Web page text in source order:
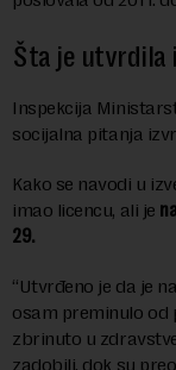
Šta je utvrdila
Inspekcija
socijalna pitanja
Kako se navodi u
imao licencu, ali je
29.
“Utvrđеno jе da jе
osam preminulo od
zbrinuto u
zadobili, dok su